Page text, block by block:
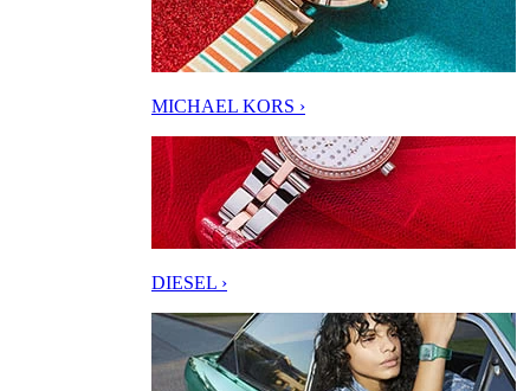
MICHAEL KORS ›
DIESEL ›